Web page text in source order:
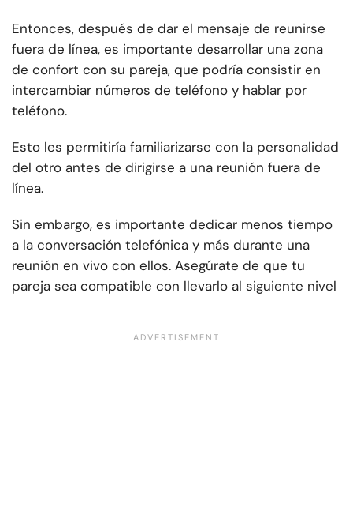
Entonces, después de dar el mensaje de reunirse
fuera de línea, es importante desarrollar una zona
de confort con su pareja, que podría consistir en
intercambiar números de teléfono y hablar por
teléfono.
Esto les permitiría familiarizarse con la personalidad
del otro antes de dirigirse a una reunión fuera de
línea.
Sin embargo, es importante dedicar menos tiempo
a la conversación telefónica y más durante una
reunión en vivo con ellos. Asegúrate de que tu
pareja sea compatible con llevarlo al siguiente nivel